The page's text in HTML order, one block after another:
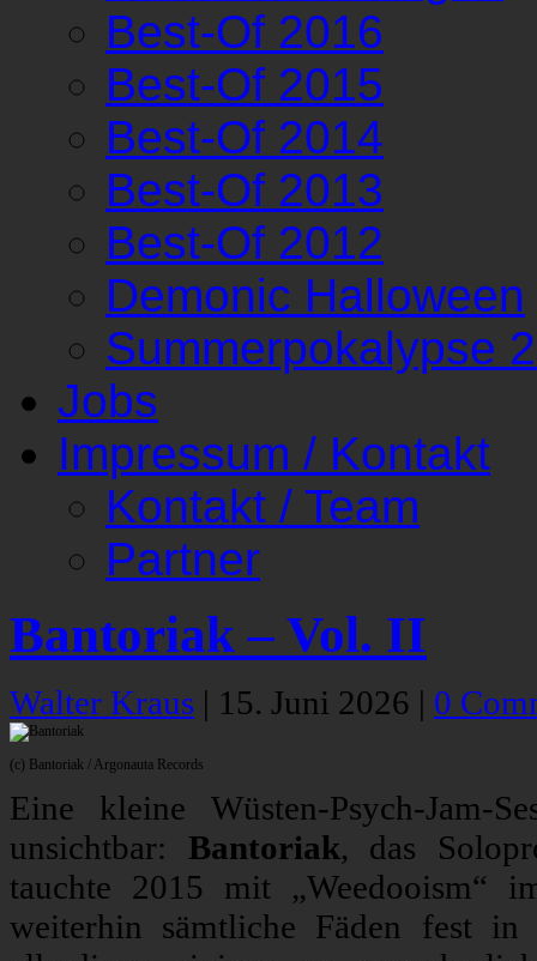
Best-Of 2016
Best-Of 2015
Best-Of 2014
Best-Of 2013
Best-Of 2012
Demonic Halloween
Summerpokalypse
Jobs
Impressum / Kontakt
Kontakt / Team
Partner
Bantoriak – Vol. II
Walter Kraus | 15. Juni 2026 | 0
(c) Bantoriak / Argonauta Records
Eine kleine Wüsten-Psych-Jam-
unsichtbar: Bantoriak, das
tauchte 2015 mit „Weedooism“
weiterhin sämtliche Fäden fest